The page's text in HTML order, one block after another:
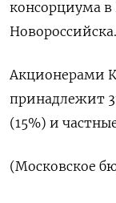
консорциума
Новороссийска.
Акционерами
⁠принадлежит
(15%) и
(Московское